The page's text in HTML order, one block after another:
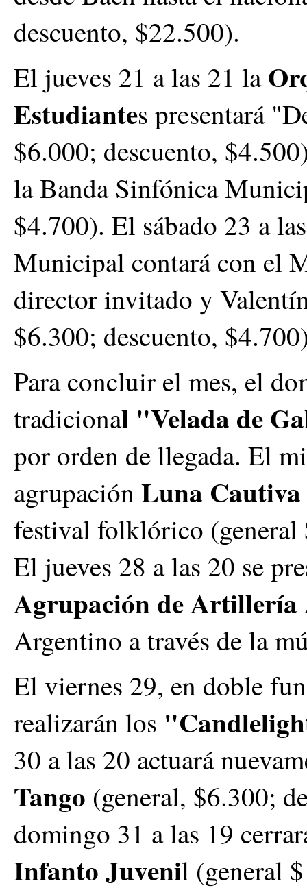
descuento, $22.500).
El jueves 21 a las 21 la
Estudiantes presentará
$6.000; descuento,
la Banda Sinfónica
$4.700). El sábado 23 a
Municipal contará con el
director invitado y
$6.300; descuento,
Para concluir el mes, el
tradicional "Velada de
por orden de llegada. El
agrupación Luna Cautiva
festival folklórico (general
El jueves 28 a las 20 se
Agrupación de Artillería
Argentino a través de la
El viernes 29, en doble
realizarán los
30 a las 20 actuará
Tango (general, $6.300;
domingo 31 a las 19
Infanto Juvenil (general